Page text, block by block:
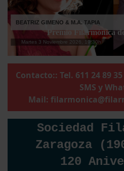
Martes 3 Noviembre 2026, 19:30h
BEATRIZ GIMENO & M.A. TAPIA
Premio Filarmónica
Contacto:: Tel. 611 24 89
SMS y
Mail:
Sociedad
Zaragoza
120